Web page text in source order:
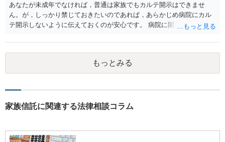
あなたが未成年でなければ，普通は家族でもカルテ開示はできませ
ん。が，しっかり禁じておきたいのであれば，あらかじめ病院にカル
テ開示しないように伝えておくのが安心です。 病院に開示しないよう
可能性は低いのでコストパフォーマンスとしてはどうかなという感じ
がします。
もっとみる
家族信託に関連する法律相談コラム